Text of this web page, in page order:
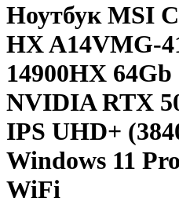
Ноутбук MSI
HX A14VMG-
14900HX 64Gb
NVIDIA RTX
IPS UHD+­
Windows 11
WiFi